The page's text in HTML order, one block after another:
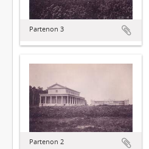
Partenon 3
Partenon 2